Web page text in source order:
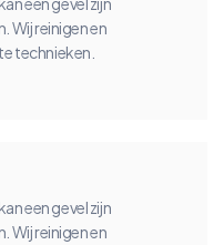
Wij reinigen en
technieken.
een gevel zijn
Wij reinigen en